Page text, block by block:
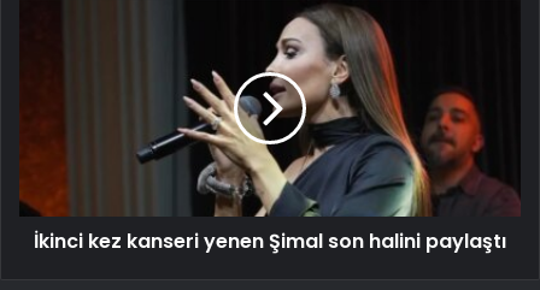
İkinci kez kanseri yenen Şimal son halini paylaştı